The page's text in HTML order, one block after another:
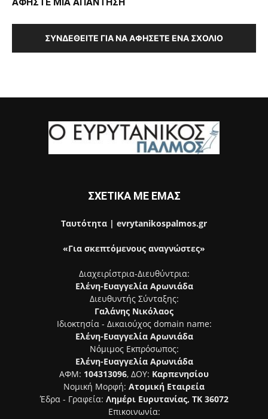
ΣΥΝΔΕΘΕΊΤΕ ΓΙΑ ΝΑ ΑΦΉΣΕΤΕ ΈΝΑ ΣΧΌΛΙΟ
ΣΧΕΤΙΚΑ ΜΕ ΕΜΑΣ
Ταυτότητα | evrytanikospalmos.gr
«Για σκεπτόμενους αναγνώστες»
Διαχειρίστρια-Διευθύντρια:
Ελένη-Ευαγγελία Αρωνιάδα
Διευθυντής Σύνταξης:
Γαλάνης Νικόλαος
Ιδιοκτησία - Δικαιούχος domain name:
Ελένη-Ευαγγελία Αρωνιάδα
Νόμιμος Εκπρόσωπος:
Ελένη-Ευαγγελία Αρωνιάδα
ΑΦΜ: 104313096, ΔΟΥ: Καρπενησίου
Νομική Μορφή: Ατομική Εταιρεία
Έδρα - Γραφεία: Λημέρι Ευρυτανίας, ΤΚ 36072
Επικοινωνία: